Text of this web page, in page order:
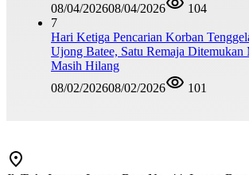
08/04/202608/04/2026
104
7
Hari Ketiga Pencarian Korban
Ujong Batee, Satu Remaja Ditemukan
Masih Hilang
08/02/202608/02/2026 101